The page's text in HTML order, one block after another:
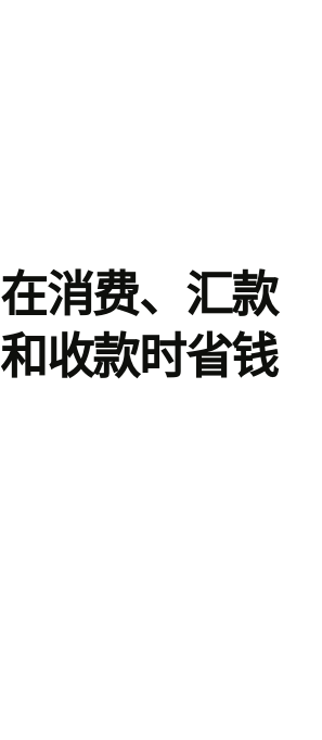
在消费、汇款
和收款时省钱